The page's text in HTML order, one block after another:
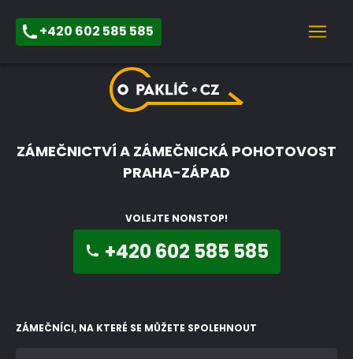
+420 602 585 585
ZÁMEČNICTVÍ A ZÁMEČNICKÁ POHOTOVOST
PRAHA-ZÁPAD
VOLEJTE NONSTOP!
+420 602 585 585
ZÁMEČNÍCI, NA KTERÉ SE MŮŽETE SPOLEHNOUT